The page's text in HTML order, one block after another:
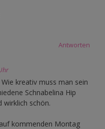
Antworten
kreativ muss man sein
Schnabelina Hip
wirklich schön.
kommenden Montag